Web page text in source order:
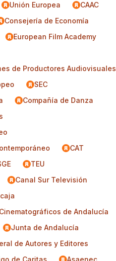
Unión Europea
CAAC
Consejería de Economía
European Film Academy
de Productores
SEC
Compañía de Danza
CAT
TEU
Canal Sur Televisión
de Andalucía
Junta de Andalucía
de Autores y Editores
de Caritas Asaenec